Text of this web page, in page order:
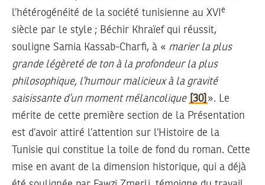
l’hétérogénéité de la société tunisienne au XVI e
siècle par le style ; Béchir Khraïef qui réussit,
souligne Samia Kassab-Charfi, à « marier la plus
grande légèreté de ton à la profondeur la plus
philosophique, l’humour malicieux à la gravité
saisissante d’un moment mélancolique
[30] ». Le
mérite de cette première section de la Présentation
est d’avoir attiré l’attention sur l’Histoire de la
Tunisie qui constitue la toile de fond du roman. Cette
mise en avant de la dimension historique, qui a déjà